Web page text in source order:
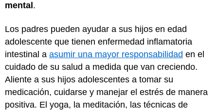
mental .
Los padres pueden ayudar a sus hijos en edad
adolescente que tienen enfermedad inflamatoria
intestinal a asumir una mayor responsabilidad en el
cuidado de su salud a medida que van creciendo.
Aliente a sus hijos adolescentes a tomar su
medicación, cuidarse y manejar el estrés de manera
positiva. El yoga, la meditación, las técnicas de